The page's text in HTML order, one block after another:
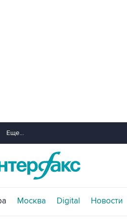
Еще...
Москва Digital Новости